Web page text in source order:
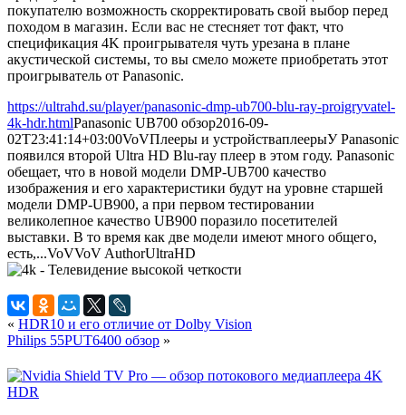
покупателю возможность скорректировать свой выбор перед
походом в магазин. Если вас не стесняет тот факт, что
спецификация 4K проигрывателя чуть урезана в плане
акустической системы, то вы смело можете приобретать этот
проигрыватель от Panasonic.
https://ultrahd.su/player/panasonic-dmp-ub700-blu-ray-proigryvatel-
4k-hdr.htmlPanasonic UB700 обзор2016-09-
02T23:41:14+03:00VoVПлееры и устройстваплеерыУ Panasonic
появился второй Ultra HD Blu-ray плеер в этом году. Panasonic
обещает, что в новой модели DMP-UB700 качество
изображения и его характеристики будут на уровне старшей
модели DMP-UB900, а при первом тестировании
великолепное качество UB900 поразило посетителей
выставки. В то время как две модели имеют много общего,
есть,...VoVVoV AuthorUltraHD
« HDR10 и его отличие от Dolby Vision
Philips 55PUT6400 обзор »